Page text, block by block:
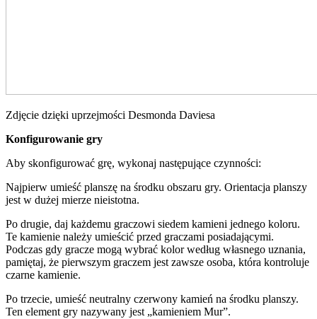
Zdjęcie dzięki uprzejmości Desmonda Daviesa
Konfigurowanie gry
Aby skonfigurować grę, wykonaj następujące czynności:
Najpierw umieść planszę na środku obszaru gry. Orientacja planszy
jest w dużej mierze nieistotna.
Po drugie, daj każdemu graczowi siedem kamieni jednego koloru.
Te kamienie należy umieścić przed graczami posiadającymi.
Podczas gdy gracze mogą wybrać kolor według własnego uznania,
pamiętaj, że pierwszym graczem jest zawsze osoba, która kontroluje
czarne kamienie.
Po trzecie, umieść neutralny czerwony kamień na środku planszy.
Ten element gry nazywany jest „kamieniem Mur”.